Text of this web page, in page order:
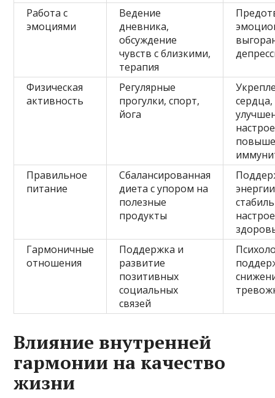
Работа с
эмоциями
Ведение
дневника,
обсуждение
чувств с близкими,
терапия
Физическая
активность
Регулярные
прогулки, спорт,
йога
сердца,
Правильное
питание
Сбалансированная
диета с упором на
полезные
продукты
Гармоничные
отношения
Поддержка и
развитие
позитивных
социальных
связей
Влияние внутренней
гармонии на качество
жизни